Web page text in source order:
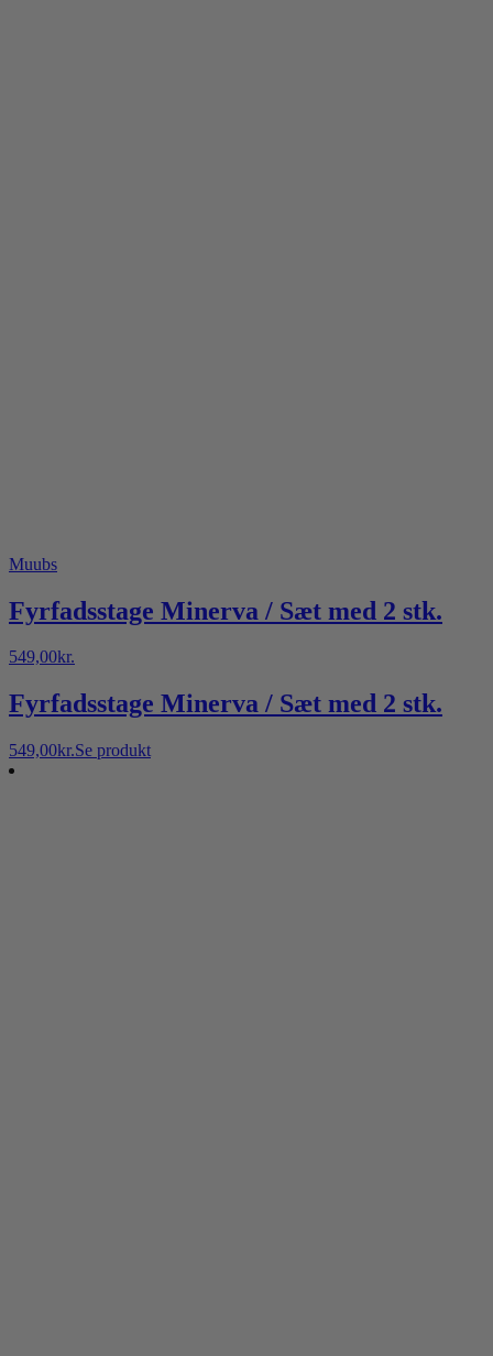
Muubs
Fyrfadsstage Minerva / Sæt med 2 stk.
549,00kr.
Fyrfadsstage Minerva / Sæt med 2 stk.
549,00kr.Se produkt